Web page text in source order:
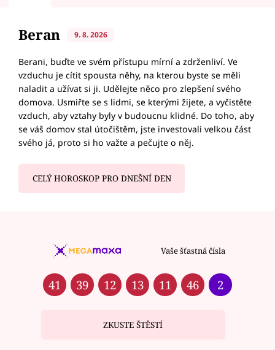
Beran 9. 8. 2026
Berani, buďte ve svém přístupu mírní a zdrženliví. Ve
vzduchu je cítit spousta něhy, na kterou byste se měli
naladit a užívat si ji. Udělejte něco pro zlepšení svého
domova. Usmiřte se s lidmi, se kterými žijete, a vyčistěte
vzduch, aby vztahy byly v budoucnu klidné. Do toho, aby
se váš domov stal útočištěm, jste investovali velkou část
svého já, proto si ho važte a pečujte o něj.
CELÝ HOROSKOP PRO DNEŠNÍ DEN
Vaše šťastná čísla
41 39 12 13 11 46 2
ZKUSTE ŠTĚSTÍ